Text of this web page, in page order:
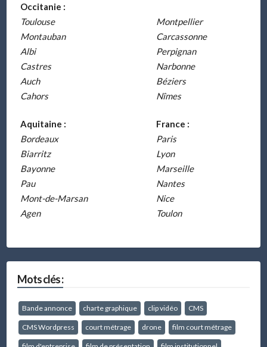
Occitanie :
Toulouse
Montauban
Albi
Castres
Auch
Cahors
Montpellier
Carcassonne
Perpignan
Narbonne
Béziers
Nîmes
Aquitaine :
Bordeaux
Biarritz
Bayonne
Pau
Mont-de-Marsan
Agen
France :
Paris
Lyon
Marseille
Nantes
Nice
Toulon
Mots clés :
Bande annonce charte graphique clip vidéo CMS
CMS Wordpress court métrage drone film court métrage